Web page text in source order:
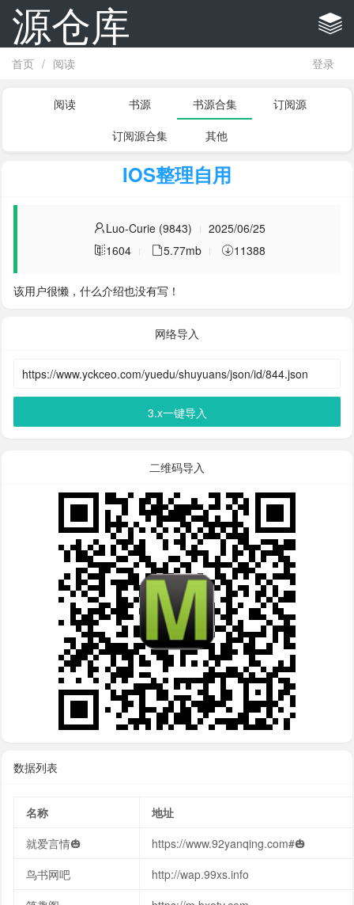
源仓库
首页 / 阅读 登录
阅读 书源 书源合集
订阅源
订阅源合集
其他
IOS整理自用
Luo-Curie (9843)
2025/06/25
1604
5.77mb 11388
该用户很懒，什么介绍也没有写！
网络导入
3.x一键导入
二维码导入
数据列表
名称
地址
就爱言情🎃
https://www.92yanqing.com#🎃
鸟书网吧
http://wap.99xs.info